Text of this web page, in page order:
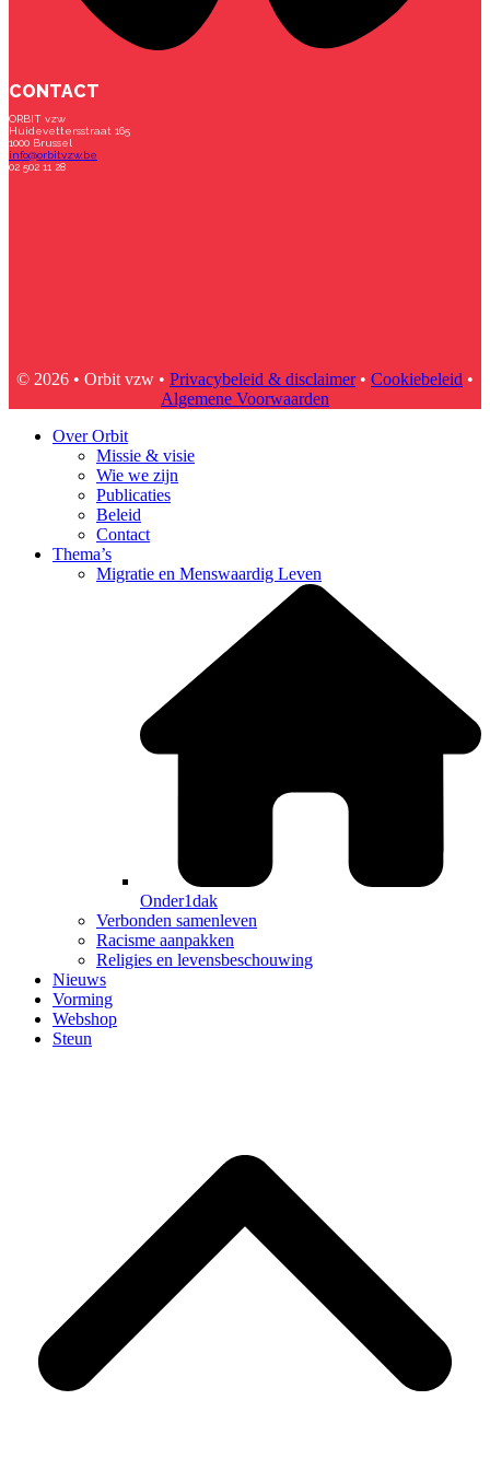
CONTACT
ORBIT vzw
Huidevettersstraat 165
1000 Brussel
info@orbitvzw.be
02 502 11 28
© 2026 • Orbit vzw • Privacybeleid & disclaimer• Cookiebeleid •
Algemene Voorwaarden
Over Orbit
Missie & visie
Wie we zijn
Publicaties
Beleid
Contact
Thema’s
Migratie en Menswaardig Leven
Onder1dak
Verbonden samenleven
Racisme aanpakken
Religies en levensbeschouwing
Nieuws
Vorming
Webshop
Steun